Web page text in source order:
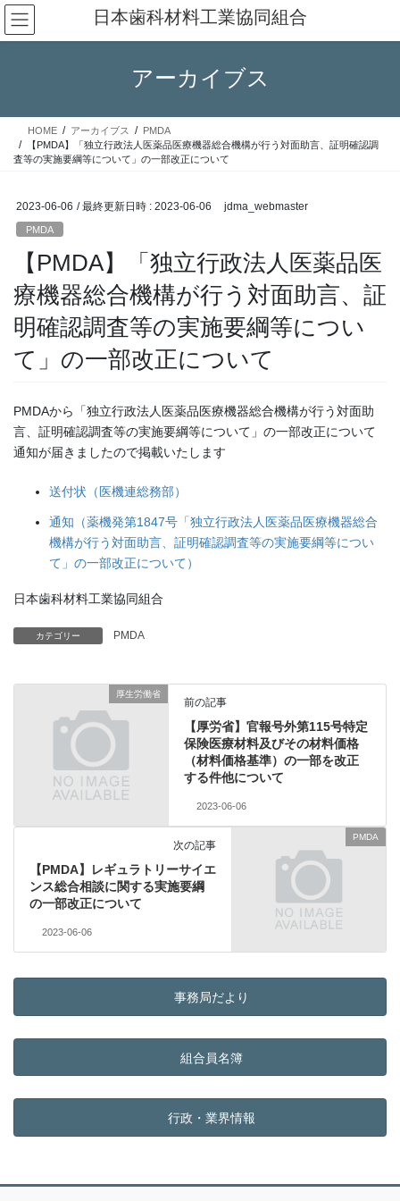
コ
ン
テ
ス
ナ
ビ
ゲ
ン
日本歯科材料工業協同組合
アーカイブス
HOME アーカイブス
PMDA
【PMDA】「独立行政法人医薬品医療機器総合機構が行う対面助言、証明確認調
査等の実施要綱等について」の一部改正について
2023-06-06 / 最終更新日時 : 2023-06-06 jdma_webmaster
PMDA
【PMDA】「独立行政法人医薬品医
療機器総合機構が行う対面助言、証
明確認調査等の実施要綱等につい
て」の一部改正について
PMDAから「独立行政法人医薬品医療機器総合機構が行う対面助
言、証明確認調査等の実施要綱等について」の一部改正について
通知が届きましたので掲載いたします
送付状（医機連総務部）
通知（薬機発第1847号「独立行政法人医薬品医療機器総合
機構が行う対面助言、証明確認調査等の実施要綱等につい
て」の一部改正について）
日本歯科材料工業協同組合
カテゴリー PMDA
厚生労働省
前の記事
【厚労省】官報号外第115号特定
保険医療材料及びその材料価格
（材料価格基準）の一部を改正
する件他について
2023-06-06
PMDA
次の記事
【PMDA】レギュラトリーサイエ
ンス総合相談に関する実施要綱
の一部改正について
2023-06-06
事務局だより
組合員名簿
行政・業界情報